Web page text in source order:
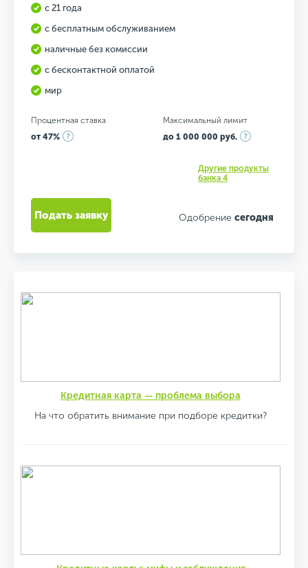
с 21 года
с бесплатным обслуживанием
наличные без комиссии
с бесконтактной оплатой
мир
Процентная ставка
от 47%
Максимальный лимит
до 1 000 000 руб.
Другие продукты
банка 4
Одобрение сегодня
Подать заявку
Кредитная карта — проблема выбора
На что обратить внимание при подборе кредитки?